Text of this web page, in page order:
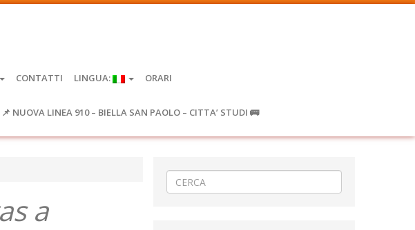
CONTATTI LINGUA: ORARI
📌 NUOVA LINEA 910 – BIELLA SAN PAOLO – CITTA’ STUDI 🚌
a